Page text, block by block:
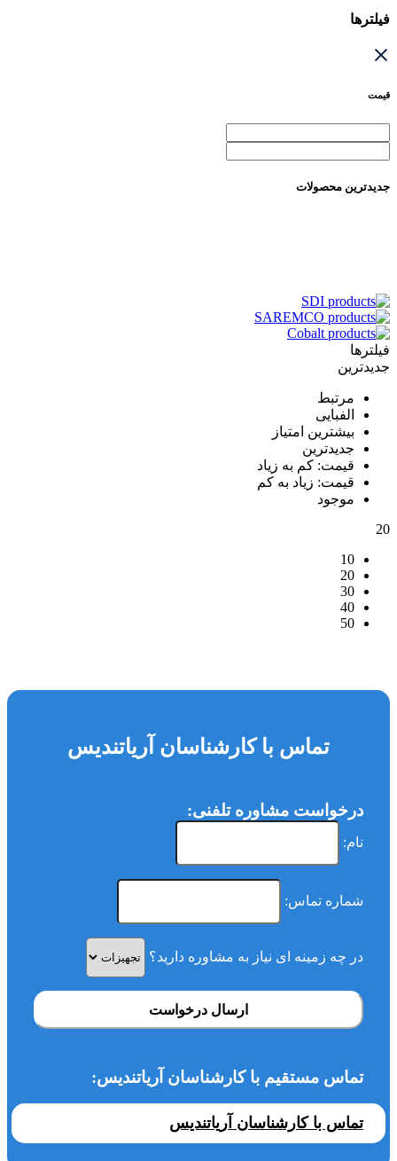
فیلترها
قیمت
جدیدترین محصولات
فیلترها
جدیدترین
مرتبط
الفبایی
بیشترین امتیاز
جدیدترین
قیمت: کم به زیاد
قیمت: زیاد به کم
موجود
20
10
20
30
40
50
تماس با کارشناسان آریاتندیس
درخواست مشاوره تلفنی:
نام:
شماره تماس:
در چه زمینه ای نیاز به مشاوره دارید؟
ارسال درخواست
تماس مستقیم با کارشناسان آریاتندیس:
تماس با کارشناسان آریاتندیس